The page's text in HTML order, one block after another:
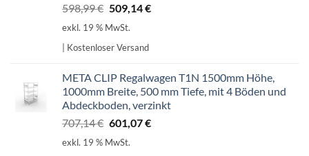
598,99€ Ursprünglicher
Preis
598,99 €
509,14€Aktueller
exkl. 19 % MwSt.
| Kostenloser Versand
META CLIP Regalwagen T1N 1500mm Höhe,
1000mm Breite, 500 mm Tiefe, mit 4 Böden und
Abdeckboden, verzinkt
707,14€ Ursprünglicher
Preis
601,07€Aktueller
exkl. 19 % MwSt.